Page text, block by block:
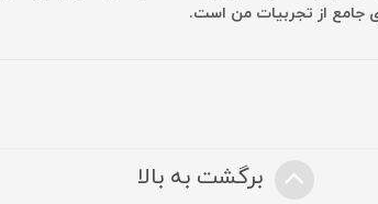
جامع از تجربیات من است.
برگشت به بالا